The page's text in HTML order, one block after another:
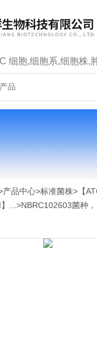
胞系,细胞株,肿瘤细胞,细胞,ATCC 菌种，CMCC 菌种，标准
产品中心>标准菌株> 【
】...>NBRC102603菌种